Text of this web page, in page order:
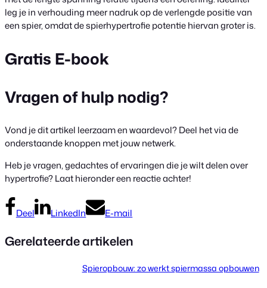
leg je in verhouding meer nadruk op de verlengde positie van
een spier, omdat de spierhypertrofie potentie hiervan groter is.
Gratis E-book
Vragen of hulp nodig?
Vond je dit artikel leerzaam en waardevol? Deel het via de
onderstaande knoppen met jouw netwerk.
Heb je vragen, gedachtes of ervaringen die je wilt delen over
hypertrofie? Laat hieronder een reactie achter!
Deel LinkedIn E-mail
Gerelateerde artikelen
Spieropbouw: zo werkt spiermassa opbouwen